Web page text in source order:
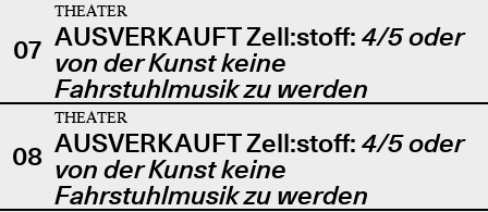
07
THEATER
AUSVERKAUFT Zell:stoff: 4/5 oder
von der Kunst keine
Fahrstuhlmusik zu werden
08
THEATER
AUSVERKAUFT Zell:stoff: 4/5 oder
von der Kunst keine
Fahrstuhlmusik zu werden